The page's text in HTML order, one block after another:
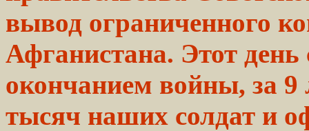
вывод ограниченного
Афганистана. Этот
окончанием войны, за 9
тысяч наших солдат и